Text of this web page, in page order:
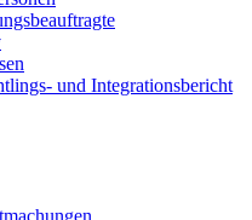
und Integrationsbericht